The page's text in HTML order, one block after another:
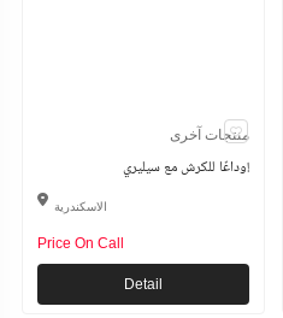
منتجات آخرى
وداعًا للكرش مع سيليري!
الاسكندرية
Price On Call
Detail